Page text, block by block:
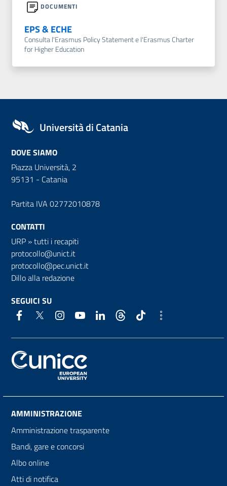
DOCUMENTI
EPS & ECHE
Consulta l'Erasmus Policy Statement e l'Erasmus Charter
for Higher Education
Università di Catania
DOVE SIAMO
Piazza Università, 2
95131 - Catania
Partita IVA 02772010878
CONTATTI
URP »tutti i recapiti
protocollo@unict.it
protocollo@pec.unict.it
Dillo alla redazione
SEGUICI SU
AMMINISTRAZIONE
Amministrazione trasparente
Bandi, gare e concorsi
Albo online
Atti di notifica